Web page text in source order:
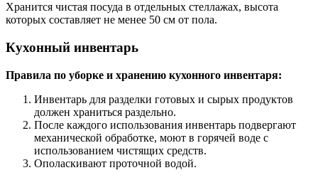
Хранится чистая посуда в отдельных стеллажах, высота
которых составляет не менее 50 см от пола.
Кухонный инвентарь
Правила по уборке и хранению кухонного инвентаря:
Инвентарь для разделки готовых и сырых продуктов
должен храниться раздельно.
После каждого использования инвентарь подвергают
механической обработке, моют в горячей воде с
использованием чистящих средств.
Ополаскивают проточной водой.